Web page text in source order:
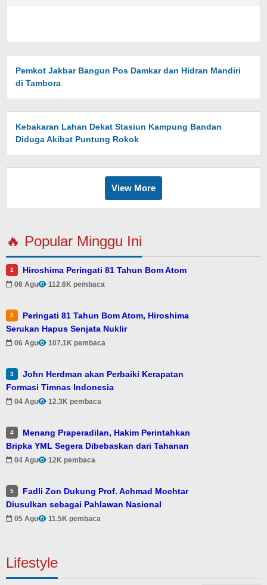
Pemkot Jakbar Bangun Pos Damkar dan Hidran Mandiri
di Tambora
Kebakaran Lahan Dekat Stasiun Kampung Bandan
Diduga Akibat Puntung Rokok
View More
🔥 Popular Minggu Ini
1 Hiroshima Peringati 81 Tahun Bom Atom
06 Agu 112.6K pembaca
2
Peringati 81 Tahun Bom Atom, Hiroshima
Serukan Hapus Senjata Nuklir
06 Agu 107.1K pembaca
3
John Herdman akan Perbaiki Kerapatan
Formasi Timnas Indonesia
04 Agu 12.3K pembaca
4
Menang Praperadilan, Hakim Perintahkan
Bripka YML Segera Dibebaskan dari Tahanan
04 Agu 12K pembaca
5
Fadli Zon Dukung Prof. Achmad Mochtar
Diusulkan sebagai Pahlawan Nasional
05 Agu 11.5K pembaca
Lifestyle